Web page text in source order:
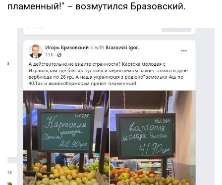
пламенный!" – возмутился Бразовский.